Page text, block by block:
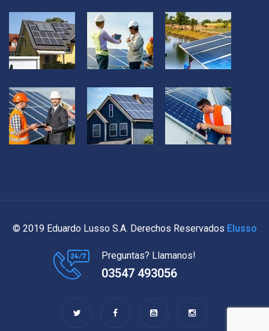
© 2019 Eduardo Lusso S.A. Derechos Reservados Elusso
Preguntas? Llamanos!
03547 493056